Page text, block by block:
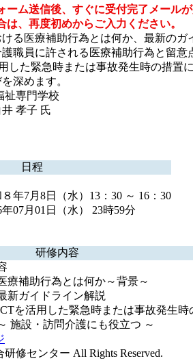
ーム送信後、すぐに受付完了メール
、再度初めからご入力ください。
る医療補助行為とは何か、最新のガ
職員に許される医療補助行為と留意
した緊急時または事故発生時の措置
深めます。
祉専門学校
孝子 氏
日程
年7月8日（水）13：30 ～ 16：30
年07月01日（水） 23時59分
研修内容
療補助行為とは何か～背景～
新ガイドライン解説
を活用した緊急時または事故発生時
施設・訪問介護にも役立つ ～
修センター All Rights Reserved.